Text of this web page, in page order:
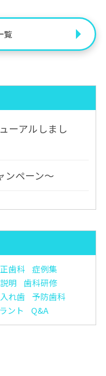
覧
ーアルしまし
ンペーン～
がしみる～
みをきく～
からの矯正はこ
す。
歯科 症例集
明
歯科研修
入れ歯
予防歯科
ント Q&A